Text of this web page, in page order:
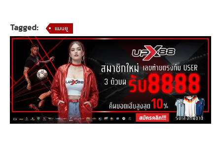
Tagged: แมนยู